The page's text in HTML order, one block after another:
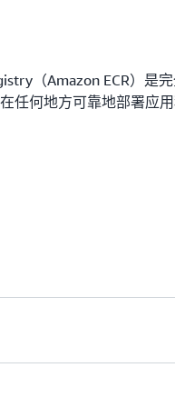
（Amazon ECR）是
任何地方可靠地部署应用
漏洞管理服务来自
程序，并轻松集成您的自